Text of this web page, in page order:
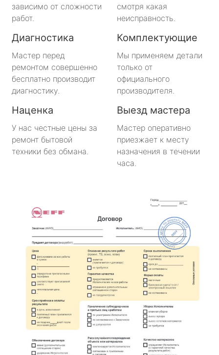
зависимо от сложности
работ.
смотря какая
неисправность.
Диагностика
Мастер перед
ремонтом совершенно
бесплатно производит
диагностику.
Комплектующие
Мы применяем детали
только от
официального
производителя.
Наценка
У нас честные цены за
ремонт бытовой
техники без обмана.
Выезд мастера
Мастер оперативно
приезжает к месту
назначения в течении
часа.